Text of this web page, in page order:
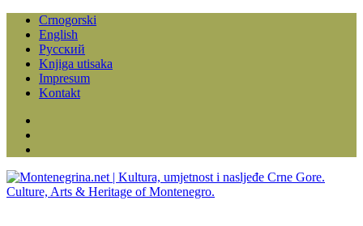
Crnogorski
English
Русский
Knjiga utisaka
Impresum
Kontakt